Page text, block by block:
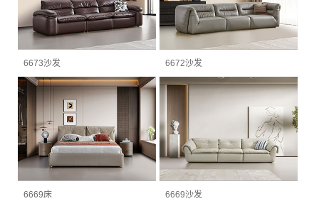
6673沙发 6672沙发
6669床 6669沙发